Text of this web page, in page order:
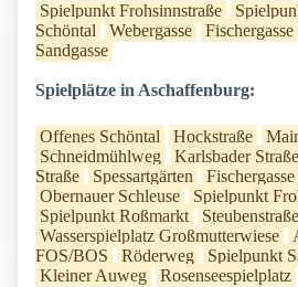
Spielpunkt Frohsinnstraße
Schöntal
Webergasse Fischergasse
Sandgasse
Spielplätze in Aschaffenburg:
Offenes Schöntal Hockstraße
Schneidmühlweg
Karlsbader Straße
Straße
Spessartgärten Fischergasse
Obernauer Schleuse
Spielpunkt
Spielpunkt Roßmarkt
Steubenstraße
Wasserspielplatz Großmutterwiese
FOS/BOS
Röderweg Spielpunkt
Kleiner Auweg
Rosenseespielplatz